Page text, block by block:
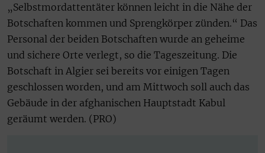
„Selbstmordattentäter können leicht in die Nähe der
Botschaften kommen und Sprengkörper zünden.“ Das
Personal der beiden Botschaften wurde an geheime
und sichere Orte verlegt, so die Tageszeitung. Die
Botschaft in Algier sei bereits vor einigen Tagen
geschlossen worden, und am Mittwoch soll auch das
Gebäude in der afghanischen Hauptstadt Kabul
geräumt werden. (PRO)